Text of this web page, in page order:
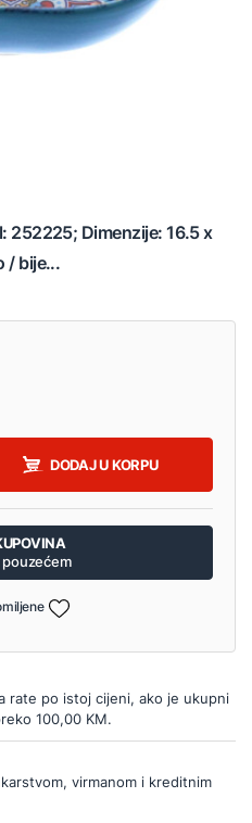
252225; Dimenzije: 16.5 x
/ bije...
DODAJ U KORPU
pouzećem
rate po istoj cijeni, ako je ukupni
100,00 KM.
virmanom i kreditnim